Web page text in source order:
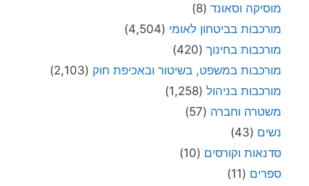
מוסיקה וסאונד (8)
מורכבות בביטחון לאומי (4,504)
מורכבות בחינוך (420)
מורכבות במשפט, בשיטור ובאכיפת חוק (2,103)
מורכבות בניהול (1,258)
משטרה וחברה (57)
נשים (43)
סדנאות וקורסים (10)
ספרים (11)